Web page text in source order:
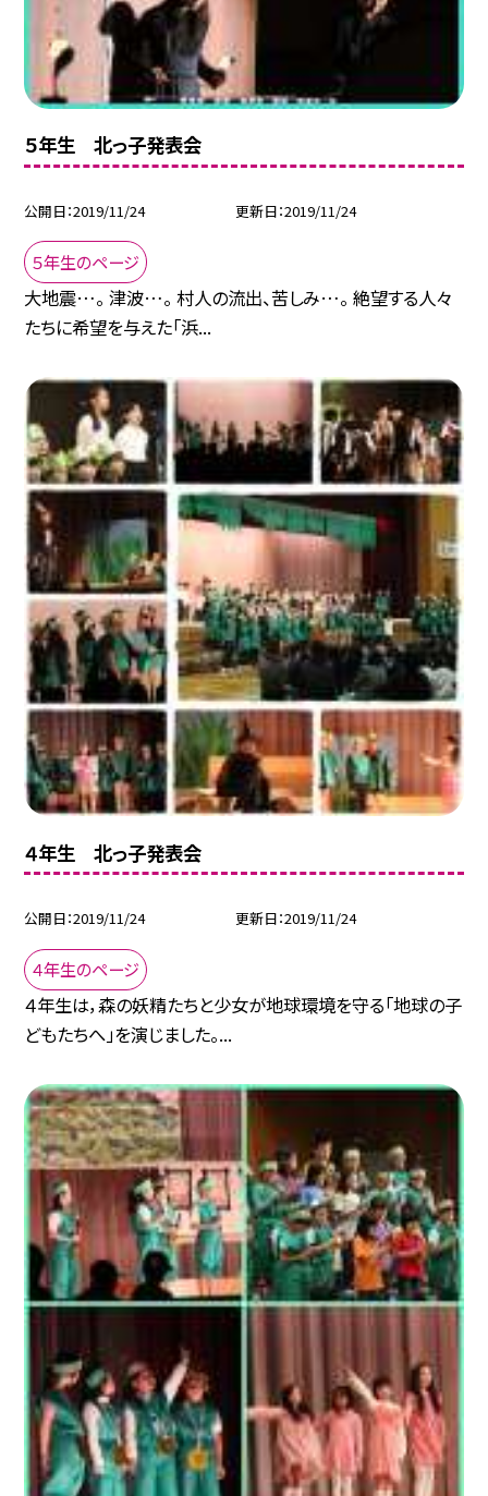
５年生 北っ子発表会
公開日 2019/11/24 更新日 2019/11/24
５年生のページ
大地震…。 津波…。 村人の流出、苦しみ…。 絶望する人々
たちに希望を与えた「浜...
４年生 北っ子発表会
公開日 2019/11/24 更新日 2019/11/24
４年生のページ
４年生は，森の妖精たちと少女が地球環境を守る「地球の子
どもたちへ」を演じました。...